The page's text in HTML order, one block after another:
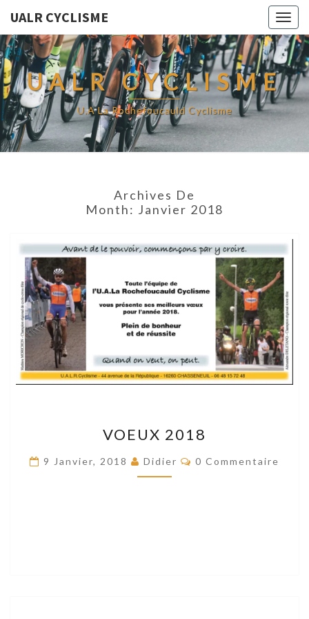
UALR CYCLISME
UALR CYCLISME
U.A La Rochefoucauld Cyclisme
Archives De
Month: Janvier 2018
2018
VOEUX 2018
9 Janvier, 2018 Didier Commentaires
0 Commentaire